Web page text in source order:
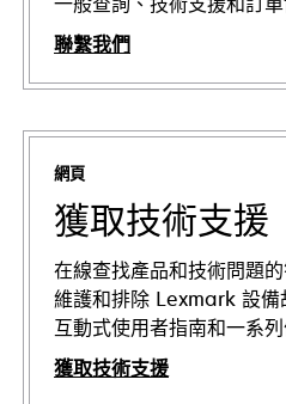
聯繫我們
網頁
獲取技術支援
在線查找產品和技術問題
維護和排除 Lexmark 設備
互動式使用者指南和一系列
獲取技術支援